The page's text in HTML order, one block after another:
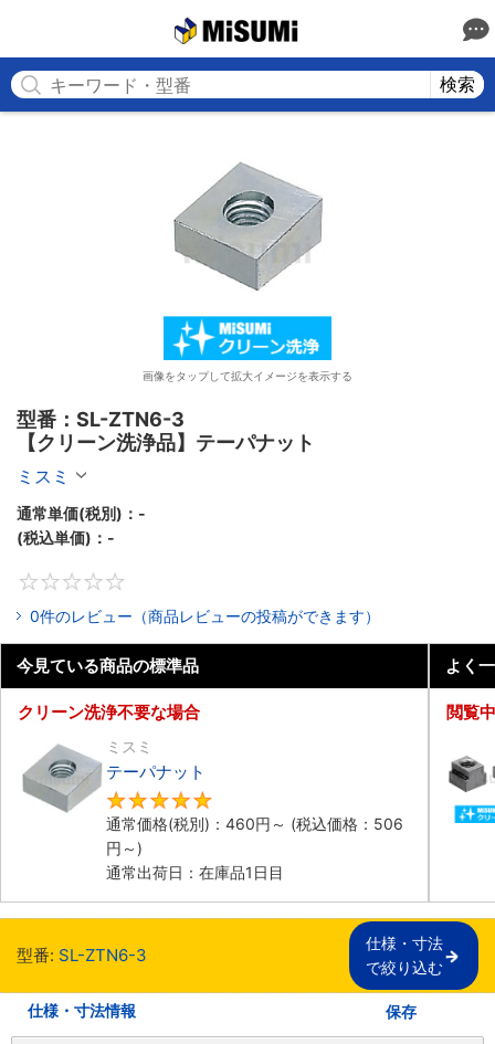
検索
画像をタップして拡大イメージを表示する
型番：SL-ZTN6-3
【クリーン洗浄品】テーパナット
ミスミ
通常単価(税別)： -
(税込単価)： -
0件のレビュー（商品レビューの投稿ができます）
今見ている商品の標準品
クリーン洗浄不要な場合
ミスミ
テーパナット
通常価格(税別)： 460円 ～ (税込価格： 506
円 ～)
通常出荷日：在庫品1日目
よく
閲覧
型番: SL-ZTN6-3
仕様・寸法
で絞り込む
仕様・寸法情報 保存